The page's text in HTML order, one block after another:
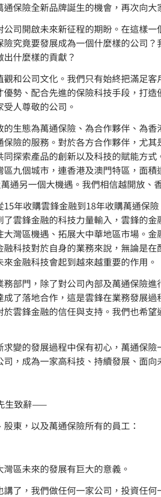
保險全新品牌誕生的機會，再次向大
司開啟未來新征程的期盼。在這樣
究竟要發展成為一個什麼樣的公司
什麼樣的貢獻？
和公司文化。我們只有始終把滿足
勢、配合先進的保險科技手段，打
人尊敬的公司。
生態為萬通保險、為合作夥伴、為
險的服務。對於各方合作夥伴，尤其
探索產品的創新以及科技的賦能方
九個城市，連香港及澳門特區，面積
通另一個大機遇。我們相信越開放、
年收購雲鋒金融到18年收購萬通保
雲鋒金融的科技力量輸入，雲鋒的
灣區機遇、拓展大中華地區市場。
科技對於自身的業務來說，無論是
金融科技會起到越來越重要的作用。
部門，除了對公司內部及萬通保險
了落地合作，這是雲鋒在業務發展
雲鋒金融的信任與支持。我們也希
變的發展過程中保有初心，萬通保險
，成為一家高科技、持續發展、面向
生致辭——
東，以及萬通保險所有的員工：
區未來的發展有巨大的意義。
了，我們做任何一家公司，投資任